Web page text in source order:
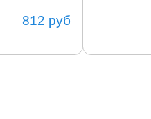
812 руб